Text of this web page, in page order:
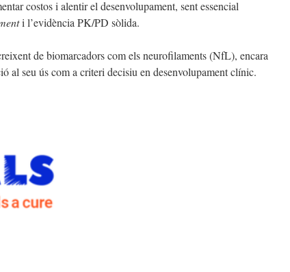
costos i alentir el desenvolupament, sent essencial
i l’evidència PK/PD sòlida.
de biomarcadors com els neurofilaments (NfL), encara
al seu ús com a criteri decisiu en desenvolupament clínic.